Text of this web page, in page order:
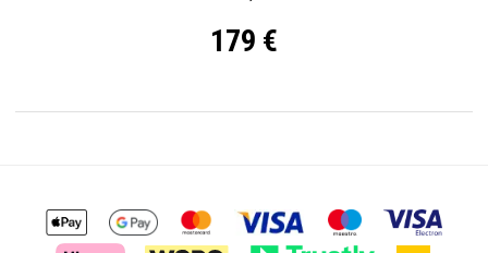
179 €